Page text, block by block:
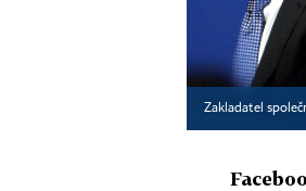
Zakladatel